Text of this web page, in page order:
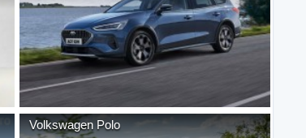
Volkswagen Polo